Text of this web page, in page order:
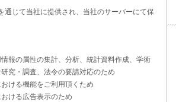
通じて当社に提供され、当社のサーバーにて保
報の属性の集計、分析、統計資料作成、学術
究・調査、法令の要請対応のため
ける機能をご利用頂くため
ける広告表示のため